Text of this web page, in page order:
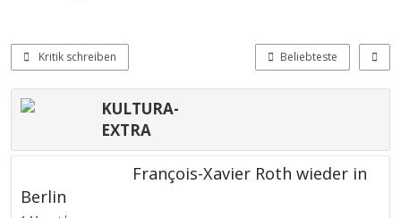
Kritik schreiben Beliebteste
KULTURA-
EXTRA
François-Xavier Roth wieder in
Berlin